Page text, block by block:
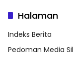
Halaman
Indeks Berita
Pedoman Media